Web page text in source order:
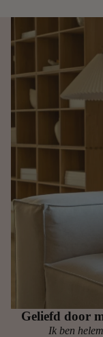
Geliefd door
Ik ben